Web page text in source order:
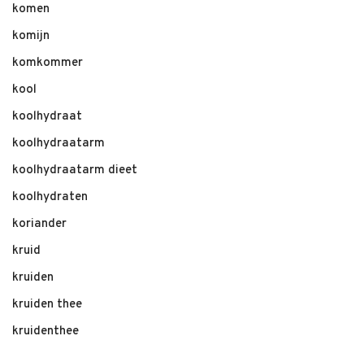
komen
komijn
komkommer
kool
koolhydraat
koolhydraatarm
koolhydraatarm dieet
koolhydraten
koriander
kruid
kruiden
kruiden thee
kruidenthee